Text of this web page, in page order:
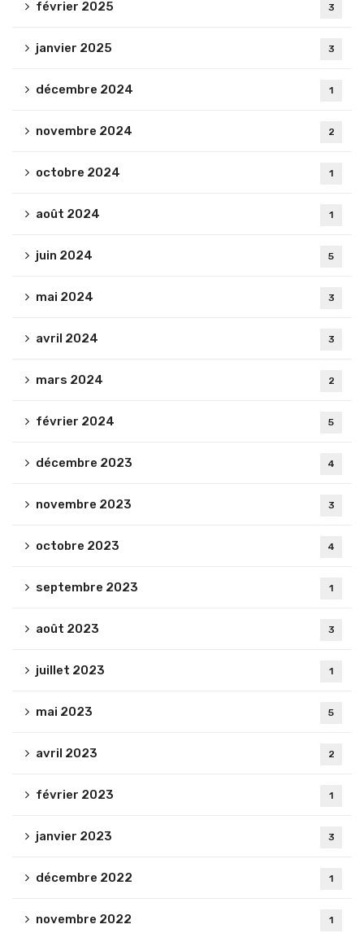
février 2025 3
janvier 2025 3
décembre 2024 1
novembre 2024 2
octobre 2024 1
août 2024 1
juin 2024 5
mai 2024 3
avril 2024 3
mars 2024 2
février 2024 5
décembre 2023 4
novembre 2023 3
octobre 2023 4
septembre 2023 1
août 2023 3
juillet 2023 1
mai 2023 5
avril 2023 2
février 2023 1
janvier 2023 3
décembre 2022 1
novembre 2022 1